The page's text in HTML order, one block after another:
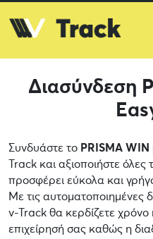
Διασύνδεση
Συνδυάστε το PRISMA WIN
Track και αξιοποιήστε
προσφέρει εύκολα και
Με τις αυτοματοποιημένες
v-Track θα κερδίζετε χρόνο
επιχείρησή σας καθώς η